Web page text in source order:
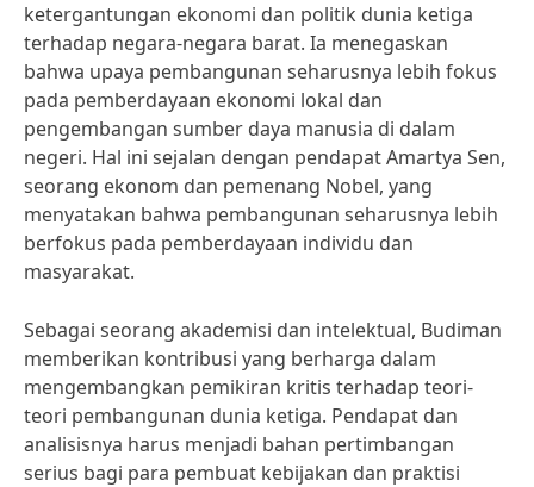
ketergantungan ekonomi dan politik dunia ketiga
terhadap negara-negara barat. Ia menegaskan
bahwa upaya pembangunan seharusnya lebih fokus
pada pemberdayaan ekonomi lokal dan
pengembangan sumber daya manusia di dalam
negeri. Hal ini sejalan dengan pendapat Amartya Sen,
seorang ekonom dan pemenang Nobel, yang
menyatakan bahwa pembangunan seharusnya lebih
berfokus pada pemberdayaan individu dan
masyarakat.
Sebagai seorang akademisi dan intelektual, Budiman
memberikan kontribusi yang berharga dalam
mengembangkan pemikiran kritis terhadap teori-
teori pembangunan dunia ketiga. Pendapat dan
analisisnya harus menjadi bahan pertimbangan
serius bagi para pembuat kebijakan dan praktisi